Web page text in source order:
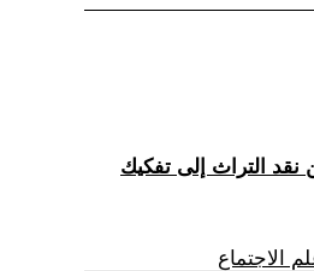
المقدس 7 : من نقد التراث إلى تفكيك
الاجتماع